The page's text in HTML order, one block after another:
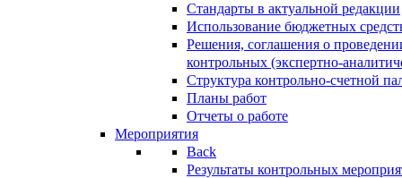
Стандарты в актуальной редакции
Использование бюджетных
Решения, соглашения о
контрольных (экспертно-
Структура контрольно-счетной
Планы работ
Отчеты о работе
Мероприятия
Back
Результаты контрольных